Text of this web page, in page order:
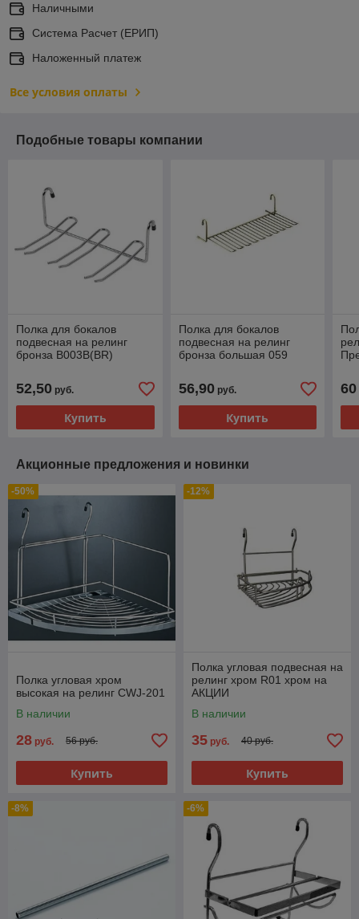
Наличными
Система Расчет (ЕРИП)
Наложенный платеж
Все условия оплаты
Подобные товары компании
Полка для бокалов
подвесная на релинг
бронза В003B(BR)
52,50 руб.
Купить
Полка для бокалов
подвесная на релинг
бронза большая 059
56,90руб.
Купить
60
Акционные предложения и новинки
-50%
Полка угловая хром
высокая на релинг CWJ-201
В наличии
28 руб. 56 руб.
Купить
-12%
Полка угловая подвесная на
релинг хром R01 хром на
АКЦИИ
В наличии
35 руб. 40 руб.
Купить
-8% -6%